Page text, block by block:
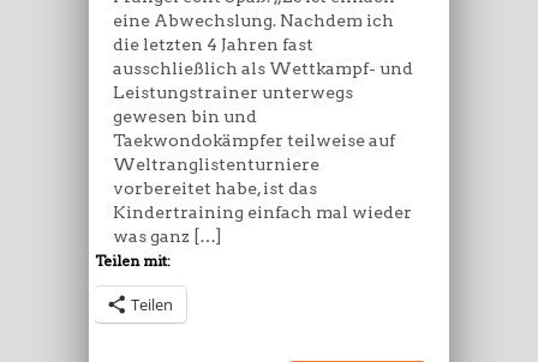
eine Abwechslung. Nachdem ich
die letzten 4 Jahren fast
ausschließlich als Wettkampf- und
Leistungstrainer unterwegs
gewesen bin und
Taekwondokämpfer teilweise auf
Weltranglistenturniere
vorbereitet habe, ist das
Kindertraining einfach mal wieder
was ganz […]
Teilen mit:
Teilen